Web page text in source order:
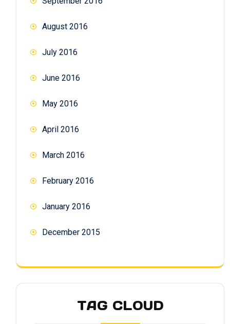
August 2016
July 2016
June 2016
May 2016
April 2016
March 2016
February 2016
January 2016
December 2015
TAG CLOUD